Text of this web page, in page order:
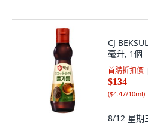
CJ
毫升, 1個
首購折扣價
$134
($4.47/10ml)
8/12 星期